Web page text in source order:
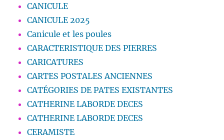
CANICULE
CANICULE 2025
Canicule et les poules
CARACTERISTIQUE DES PIERRES
CARICATURES
CARTES POSTALES ANCIENNES
CATÉGORIES DE PATES EXISTANTES
CATHERINE LABORDE DECES
CATHERINE LABORDE DECES
CERAMISTE